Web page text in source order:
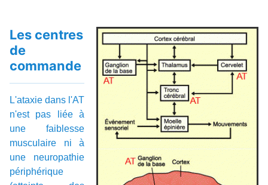
Les centres
de
commande
L'ataxie dans l'AT
n'est pas liée à
une faiblesse
musculaire ni à
une neuropathie
périphérique